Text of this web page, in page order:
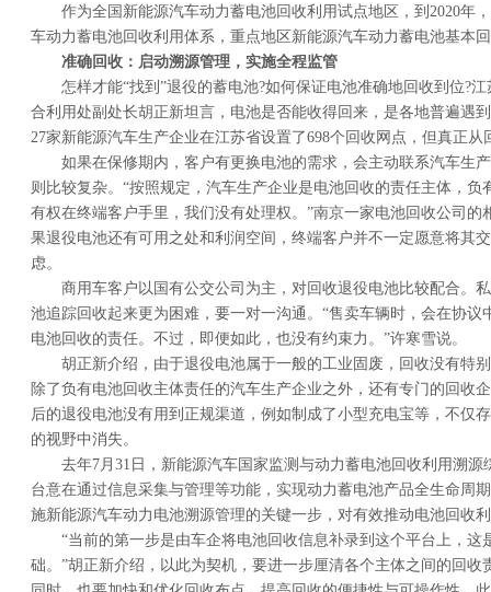
作为全国新能源汽车动力蓄电池回收利用试点地区，到2020年
车动力蓄电池回收利用体系，重点地区新能源汽车动力蓄电池基本
准确回收：启动溯源管理，实施全程监管
怎样才能“找到”退役的蓄电池?如何保证电池准确地回收到位?
合利用处副处长胡正新坦言，电池是否能收得回来，是各地普遍遇
27家新能源汽车生产企业在江苏省设置了698个回收网点，但真正
如果在保修期内，客户有更换电池的需求，会主动联系汽车生
则比较复杂。“按照规定，汽车生产企业是电池回收的责任主体，负
有权在终端客户手里，我们没有处理权。”南京一家电池回收公司的
果退役电池还有可用之处和利润空间，终端客户并不一定愿意将其
虑。
商用车客户以国有公交公司为主，对回收退役电池比较配合。
池追踪回收起来更为困难，要一对一沟通。“售卖车辆时，会在协议
电池回收的责任。不过，即便如此，也没有约束力。”许寒雪说。
胡正新介绍，由于退役电池属于一般的工业固废，回收没有特
除了负有电池回收主体责任的汽车生产企业之外，还有专门的回收
后的退役电池没有用到正规渠道，例如制成了小型充电宝等，不仅
的视野中消失。
去年7月31日，新能源汽车国家监测与动力蓄电池回收利用溯
台意在通过信息采集与管理等功能，实现动力蓄电池产品全生命周
施新能源汽车动力电池溯源管理的关键一步，对有效推动电池回收
“当前的第一步是由车企将电池回收信息补录到这个平台上，这
础。”胡正新介绍，以此为契机，要进一步厘清各个主体之间的回收